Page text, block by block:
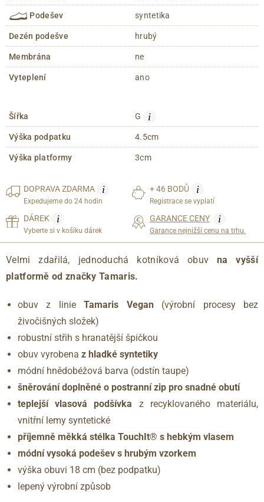
Podešev syntetika
Dezén podešve hrubý
Membrána ne
Vyteplení ano
Šířka G i
Výška podpatku 4.5cm
Výška platformy 3cm
DOPRAVAZDARMA i
Expedujeme do 24 hodin
+ 46 BODŮ i
Registrace se vyplatí
DÁREK i
Vyberte si v košíku dárek
GARANCE CENY i
Garance nejnižší cenu na trhu.
Velmi zdařilá, jednoduchá kotníková obuvna vyšší
platformě od značky Tamaris.
obuv z linieTamaris Vegan(výrobní procesy bez
živočišných složek)
robustní střih s hranatější špičkou
obuv vyrobena z hladké syntetiky
módní hnědobéžová barva (odstín taupe)
šněrování doplněné o postranní zip pro snadné obutí
teplejší vlasová podšívka z recyklovaného materiálu,
vnitřní lemy syntetické
příjemně měkká stélka TouchIt® s hebkým vlasem
módní vysoká podešev s hrubým vzorkem
výška obuvi 18 cm (bez podpatku)
lepený výrobní způsob